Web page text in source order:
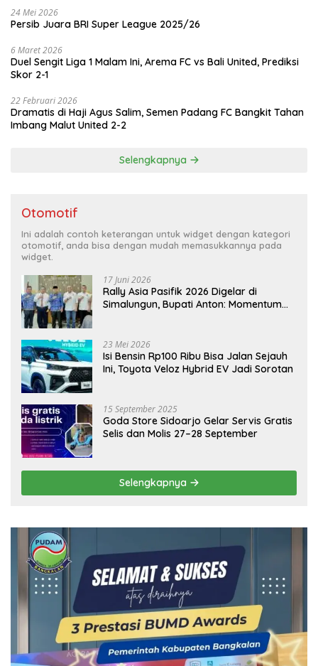
24 Mei 2026
Persib Juara BRI Super League 2025/26
6 Maret 2026
Duel Sengit Liga 1 Malam Ini, Arema FC vs Bali United, Prediksi
Skor 2-1
22 Februari 2026
Dramatis di Haji Agus Salim, Semen Padang FC Bangkit Tahan
Imbang Malut United 2-2
Selengkapnya
Otomotif
Ini adalah contoh keterangan untuk widget dengan kategori
otomotif, anda bisa dengan mudah memasukkannya pada
widget.
17 Juni 2026
Rally Asia Pasifik 2026 Digelar di
Simalungun, Bupati Anton: Momentum
23 Mei 2026
Isi Bensin Rp100 Ribu Bisa Jalan Sejauh
Ini, Toyota Veloz Hybrid EV Jadi Sorotan
15 September 2025
Goda Store Sidoarjo Gelar Servis Gratis
Selis dan Molis 27–28 September
Selengkapnya